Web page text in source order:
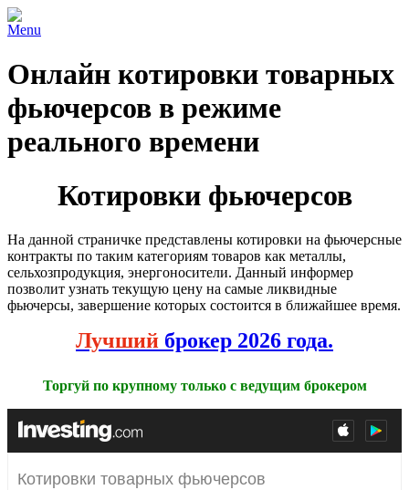
Menu
Онлайн котировки товарных
фьючерсов в режиме
реального времени
Котировки фьючерсов
На данной страничке представлены котировки на фьючерсные
контракты по таким категориям товаров как металлы,
сельхозпродукция, энергоносители. Данный информер
позволит узнать текущую цену на самые ликвидные
фьючерсы, завершение которых состоится в ближайшее время.
Лучший брокер 2026 года.
Торгуй по крупному только с ведущим брокером